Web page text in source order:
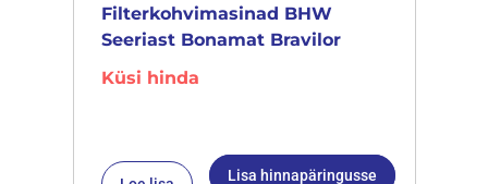
Filterkohvimasinad BHW
Seeriast Bonamat Bravilor
Küsi hinda
Lisa hinnapäringusse